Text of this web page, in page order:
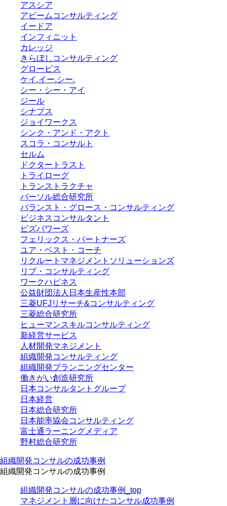
アスシア
アビームコンサルティング
イードア
インフィニット
カレッジ
きらぼしコンサルティング
グロービス
ケイ.イー.シー.
シー・シー・アイ
ジール
シナプス
ジョイワークス
シンク・アンド・アクト
スコラ・コンサルト
セルム
ドクタートラスト
トライローグ
トランストラクチャ
パーソル総合研究所
バランスト・グロース・コンサルティング
ビジネスコンサルタント
ビズパワーズ
フェリックス・パートナーズ
ユア・ベスト・コーチ
リクルートマネジメントソリューションズ
リブ・コンサルティング
ワークハピネス
公益財団法人日本生産性本部
三菱UFJリサーチ&コンサルティング
三菱総合研究所
ヒューマンスキルコンサルティング
新経営サービス
人材開発マネジメント
組織開発コンサルティング
組織開発プランニングセンター
働きがい創造研究所
日本コンサルタントグループ
日本経営
日本総合研究所
日本能率協会コンサルティング
富士通ラーニングメディア
野村総合研究所
組織開発コンサルの成功事例
組織開発コンサルの成功事例
組織開発コンサルの成功事例_top
マネジメント層に向けたコンサル成功事例